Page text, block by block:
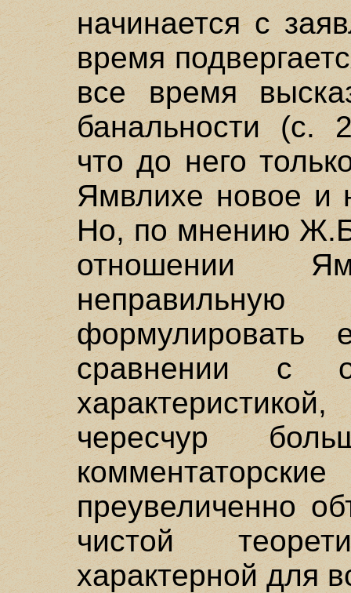
начинается с
время
все время
банальности (с.
что до него
Ямвлихе новое и
Но, по мнению
отношении
формулировать
сравнении с
чересчур
преувеличенно
чистой
характерной для